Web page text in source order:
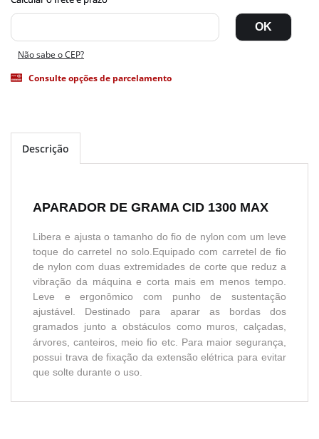
Não sabe o CEP?
Consulte opções de parcelamento
Descrição
APARADOR DE GRAMA CID 1300 MAX
Libera e ajusta o tamanho do fio de nylon com um leve
toque do carretel no solo.Equipado com carretel de fio
de nylon com duas extremidades de corte que reduz a
vibração da máquina e corta mais em menos tempo.
Leve e ergonômico com punho de sustentação
ajustável. Destinado para aparar as bordas dos
gramados junto a obstáculos como muros, calçadas,
árvores, canteiros, meio fio etc. Para maior segurança,
possui trava de fixação da extensão elétrica para evitar
que solte durante o uso.